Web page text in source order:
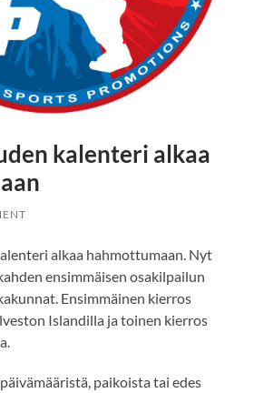
kalenteri alkaa
alkaa hahmottumaan. Nyt
ensimmäisen osakilpailun
Ensimmäinen kierros
Islandilla ja toinen kierros
paikoista tai edes